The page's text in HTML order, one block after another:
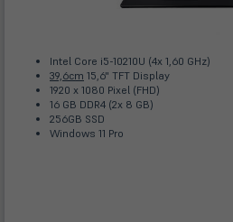
Intel Core i5-10210U (4x 1,60 GHz)
39,6cm 15,6" TFT Display
1920 x 1080 Pixel (FHD)
16 GB DDR4 (2x 8 GB)
256GB SSD
Windows 11 Pro